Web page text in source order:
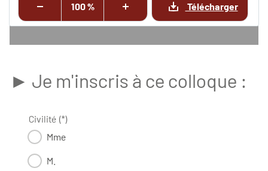
100 % Télécharger
► Je m'inscris à ce colloque :
Civilité (*)
Mme
M.